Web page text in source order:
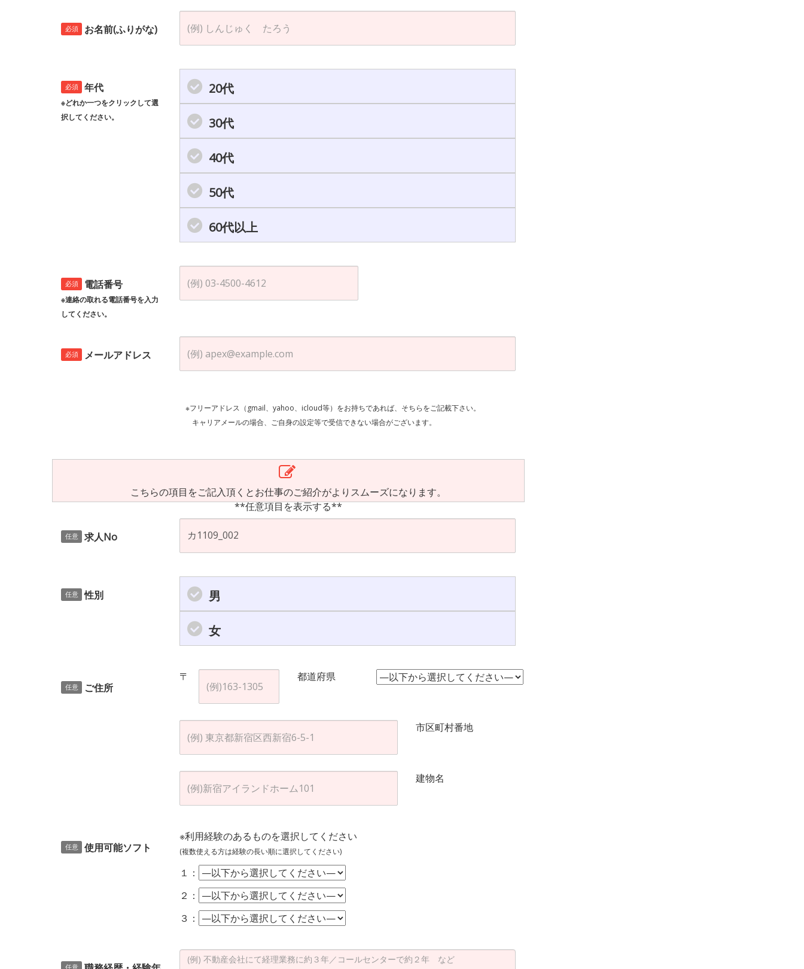
必須 お名前(ふりがな)
必須 年代
※どれか一つをクリックして選
択してください。
20代
30代
40代
50代
60代以上
必須 電話番号
※連絡の取れる電話番号を入力
してください。
必須 メールアドレス
※フリーアドレス（gmail、yahoo、icloud等）をお持ちであれば、そちらをご記載下さい。
キャリアメールの場合、ご自身の設定等で受信できない場合がございます。
こちらの項目をご記入頂くとお仕事のご紹介がよりスムーズになります。
**任意項目を表示する**
任意 求人No
任意 性別 男
女
任意 ご住所
〒 都道府県
市区町村番地
建物名
任意 使用可能ソフト
※利用経験のあるものを選択してください
(複数使える方は経験の長い順に選択してください)
１：
２：
３：